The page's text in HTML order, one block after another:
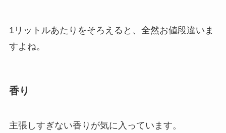
1リットルあたりをそろえると、全然お値段違いま
すよね。
香り
主張しすぎない香りが気に入っています。